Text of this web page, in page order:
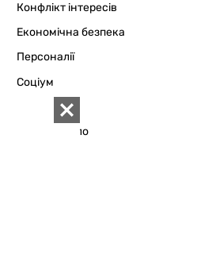
Конфлікт інтересів
Економічна безпека
Персоналії
Соціум
Сімейне коло